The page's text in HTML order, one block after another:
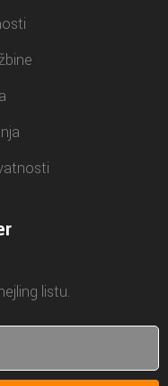
listu.